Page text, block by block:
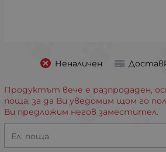
Неналичен
Продуктът вече е разпродаден,
поща, за да Ви уведомим щом го
Ви предложим негов заместител.
Ел. поща